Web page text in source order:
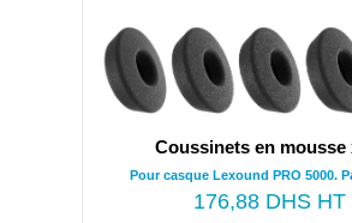
Coussinets en mousse
Pour casque Lexound PRO 5000.
176,88DHS HT